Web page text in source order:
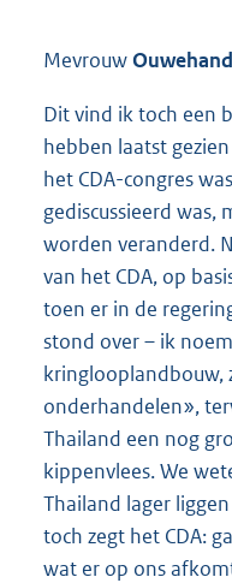
MevrouwOuwehand
Dit vind ik toch een
hebben laatst
het CDA-congres
gediscussieerd was,
worden veranderd.
van het CDA, op
toen er in de
stond over – ik
kringlooplandbouw,
onderhandelen»,
Thailand een nog
kippenvlees. We
Thailand lager
toch zegt het CDA:
wat er op ons